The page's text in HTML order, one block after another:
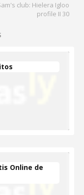
club: Hielera Igloo
profile II 30
Online de